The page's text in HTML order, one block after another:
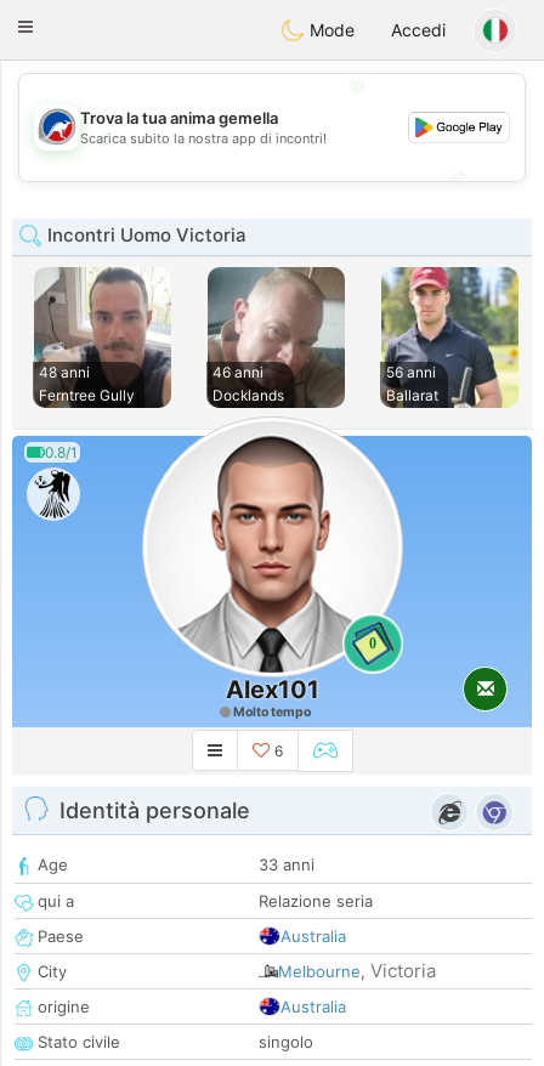
AustraliaChat
Toggle
Mode Accedi
💖
💕
Trova la tua anima gemella
Scarica subito la nostra app di incontri!
Incontri Uomo Victoria
48 anni
Ferntree Gully
46 anni
Docklands
56 anni
Ballarat
0.8/1
0
Alex101
Molto tempo
6
Identità personale
Age
33 anni
qui a
Relazione seria
Paese
Australia
City
Melbourne, Victoria
origine
Australia
Stato civile
singolo